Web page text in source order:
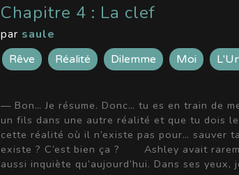
Chapitre 4 : La clef
par saule
Rêve Réalité Dilemme Moi
— Bon… Je résume. Donc… tu es en train de
un fils dans une autre réalité et que tu dois
cette réalité où il n’existe pas pour… sauver
existe ? C’est bien ça ? Ashley avait
aussi inquiète qu’aujourd’hui. Dans ses yeux,